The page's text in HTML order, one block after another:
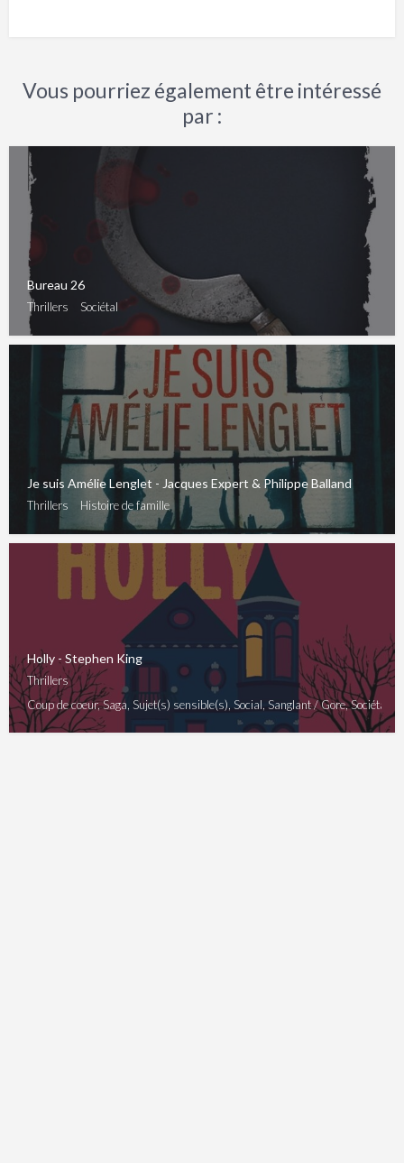
Vous pourriez également être intéressé
par :
Bureau 26
Thrillers Sociétal
Je suis Amélie Lenglet - Jacques Expert & Philippe Balland
Thrillers Histoire de famille
Holly - Stephen King
Thrillers
Coup de coeur, Saga, Sujet(s) sensible(s), Social, Sanglant / Gore, Sociétal